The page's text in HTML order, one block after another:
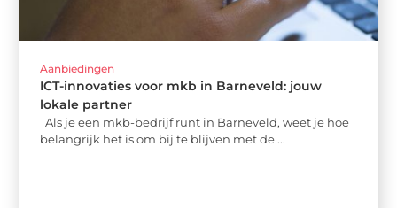
Aanbiedingen
ICT-innovaties voor mkb in Barneveld: jouw
lokale partner
Als je een mkb-bedrijf runt in Barneveld, weet je hoe
belangrijk het is om bij te blijven met de ...